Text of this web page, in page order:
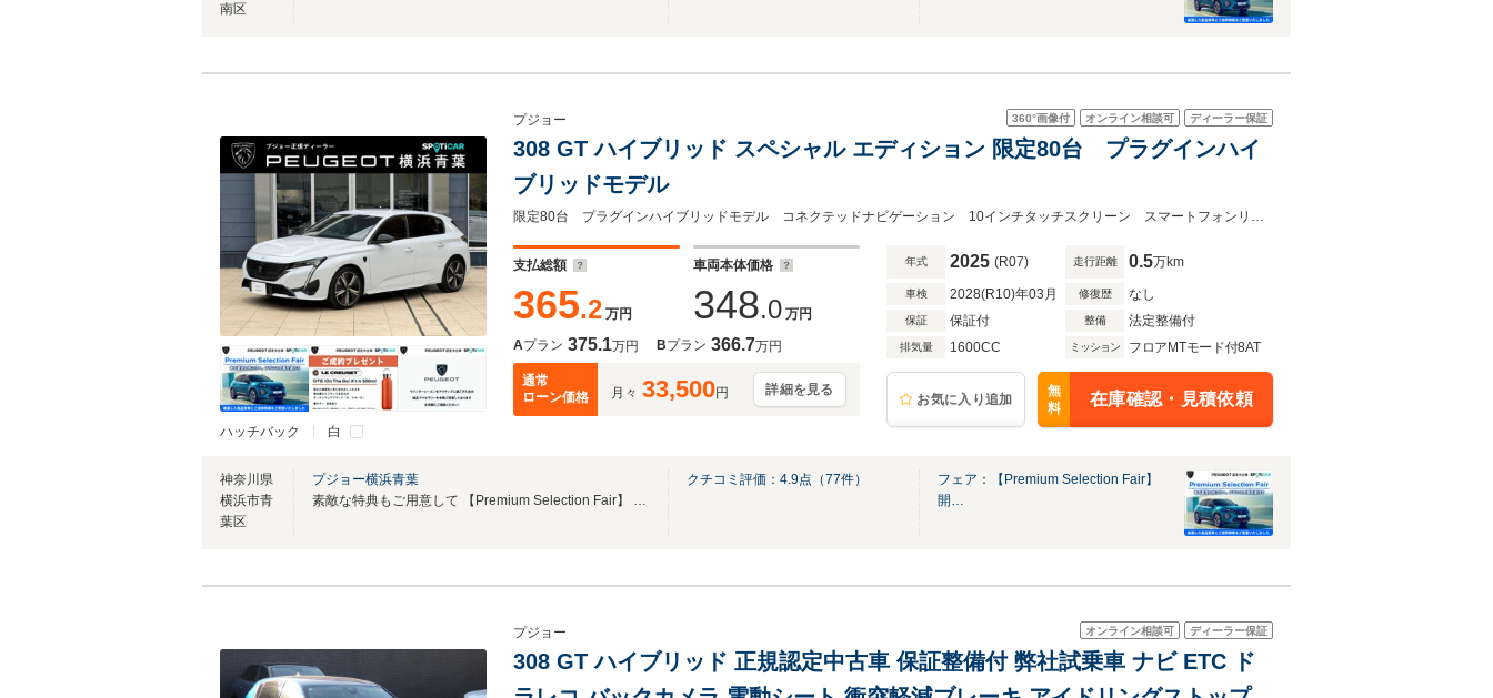
南区
ハッチバック 白
360°画像付 オンライン相談可 ディーラー保証
プジョー
308 GT ハイブリッド スペシャル エディション 限定80台 プラグインハイ
ブリッドモデル
限定80台 プラグインハイブリッドモデル コネクテッドナビゲーション 10インチタッチスクリーン スマートフォンリンク 360度バックカメラ アダプティブクルーズコントロール ETC
支払総額
365.2 万円
車両本体価格
348.0 万円
Aプラン 375.1万円 Bプラン 366.7万円
通常
ローン価格
月々 33,500円 詳細を見る
年式 2025 (R07) 走行距離 0.5万km
車検 2028(R10)年03月 修復歴 なし
保証 保証付 整備 法定整備付
排気量 1600CC ミッション フロアMTモード付8AT
お気に入り追加
無
料
在庫確認・見積依頼
神奈川県
横浜市青
葉区
プジョー横浜青葉
素敵な特典もご用意して 【Premium Selection Fair】 を開催中です！
クチコミ評価： 4.9点（77件）
フェア：【Premium Selection Fair】
開…
オンライン相談可 ディーラー保証
プジョー
308 GT ハイブリッド 正規認定中古車 保証整備付 弊社試乗車 ナビ ETC ド